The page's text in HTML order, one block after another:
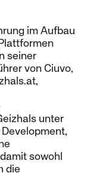
im Aufbau
seiner
von Ciuvo,
unter
sowohl
die